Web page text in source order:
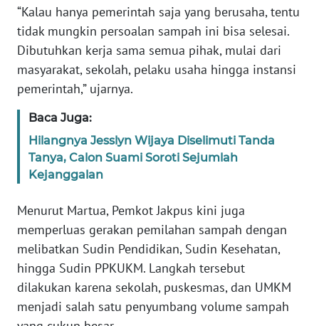
“Kalau hanya pemerintah saja yang berusaha, tentu
tidak mungkin persoalan sampah ini bisa selesai.
Dibutuhkan kerja sama semua pihak, mulai dari
masyarakat, sekolah, pelaku usaha hingga instansi
pemerintah,” ujarnya.
Baca Juga:
Hilangnya Jesslyn Wijaya Diselimuti Tanda
Tanya, Calon Suami Soroti Sejumlah
Kejanggalan
Menurut Martua, Pemkot Jakpus kini juga
memperluas gerakan pemilahan sampah dengan
melibatkan Sudin Pendidikan, Sudin Kesehatan,
hingga Sudin PPKUKM. Langkah tersebut
dilakukan karena sekolah, puskesmas, dan UMKM
menjadi salah satu penyumbang volume sampah
WN
SULBAR
WN
WN
SUMBAR
SUMSEL
WN
BENGKULU
WN
LAMPUNG